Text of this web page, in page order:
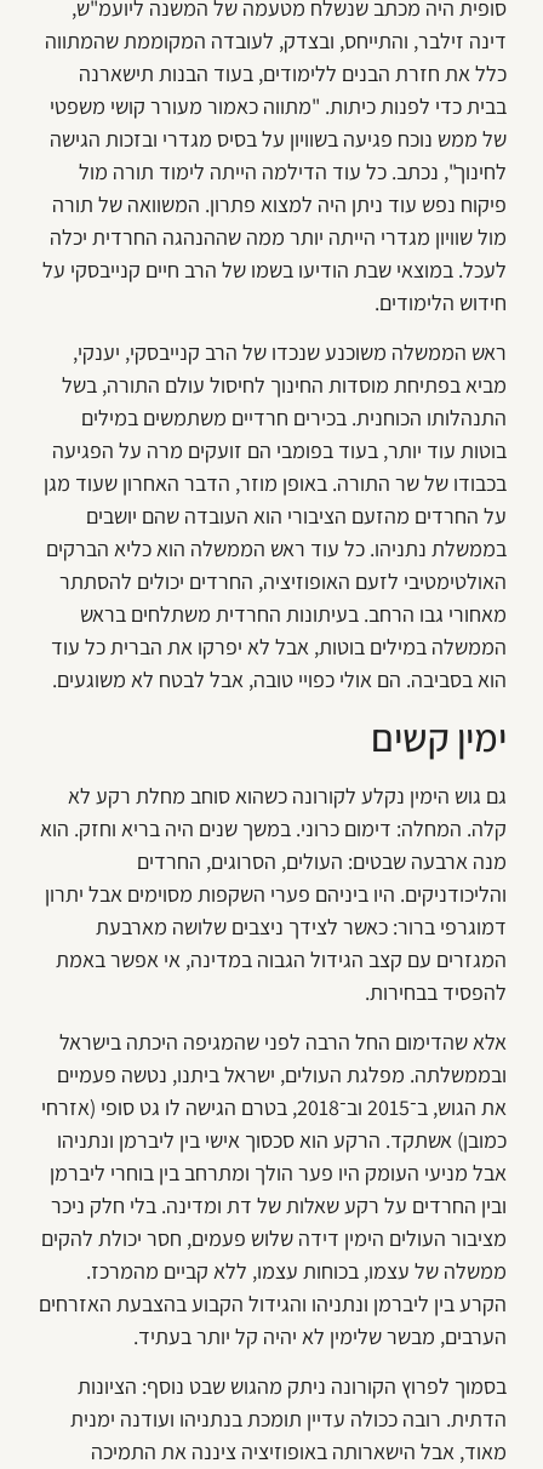
סופית היה מכתב שנשלח מטעמה של המשנה ליועמ"ש,
דינה זילבר, והתייחס, ובצדק, לעובדה המקוממת שהמתווה
כלל את חזרת הבנים ללימודים, בעוד הבנות תישארנה
בבית כדי לפנות כיתות. "מתווה כאמור מעורר קושי משפטי
של ממש נוכח פגיעה בשוויון על בסיס מגדרי ובזכות הגישה
לחינוך", נכתב. כל עוד הדילמה הייתה לימוד תורה מול
פיקוח נפש עוד ניתן היה למצוא פתרון. המשוואה של תורה
מול שוויון מגדרי הייתה יותר ממה שההנהגה החרדית יכלה
לעכל. במוצאי שבת הודיעו בשמו של הרב חיים קנייבסקי על
חידוש הלימודים.
ראש הממשלה משוכנע שנכדו של הרב קנייבסקי, יענקי,
מביא בפתיחת מוסדות החינוך לחיסול עולם התורה, בשל
התנהלותו הכוחנית. בכירים חרדיים משתמשים במילים
בוטות עוד יותר, בעוד בפומבי הם זועקים מרה על הפגיעה
בכבודו של שר התורה. באופן מוזר, הדבר האחרון שעוד מגן
על החרדים מהזעם הציבורי הוא העובדה שהם יושבים
בממשלת נתניהו. כל עוד ראש הממשלה הוא כליא הברקים
האולטימטיבי לזעם האופוזיציה, החרדים יכולים להסתתר
מאחורי גבו הרחב. בעיתונות החרדית משתלחים בראש
הממשלה במילים בוטות, אבל לא יפרקו את הברית כל עוד
הוא בסביבה. הם אולי כפויי טובה, אבל לבטח לא משוגעים.
ימין קשים
גם גוש הימין נקלע לקורונה כשהוא סוחב מחלת רקע לא
קלה. המחלה: דימום כרוני. במשך שנים היה בריא וחזק. הוא
מנה ארבעה שבטים: העולים, הסרוגים, החרדים
והליכודניקים. היו ביניהם פערי השקפות מסוימים אבל יתרון
דמוגרפי ברור: כאשר לצידך ניצבים שלושה מארבעת
המגזרים עם קצב הגידול הגבוה במדינה, אי אפשר באמת
להפסיד בבחירות.
אלא שהדימום החל הרבה לפני שהמגיפה היכתה בישראל
ובממשלתה. מפלגת העולים, ישראל ביתנו, נטשה פעמיים
את הגוש, ב־2015 וב־2018, בטרם הגישה לו גט סופי (אזרחי
כמובן) אשתקד. הרקע הוא סכסוך אישי בין ליברמן ונתניהו
אבל מניעי העומק היו פער הולך ומתרחב בין בוחרי ליברמן
ובין החרדים על רקע שאלות של דת ומדינה. בלי חלק ניכר
מציבור העולים הימין דידה שלוש פעמים, חסר יכולת להקים
ממשלה של עצמו, בכוחות עצמו, ללא קביים מהמרכז.
הקרע בין ליברמן ונתניהו והגידול הקבוע בהצבעת האזרחים
הערבים, מבשר שלימין לא יהיה קל יותר בעתיד.
בסמוך לפרוץ הקורונה ניתק מהגוש שבט נוסף: הציונות
הדתית. רובה ככולה עדיין תומכת בנתניהו ועודנה ימנית
מאוד, אבל הישארותה באופוזיציה ציננה את התמיכה